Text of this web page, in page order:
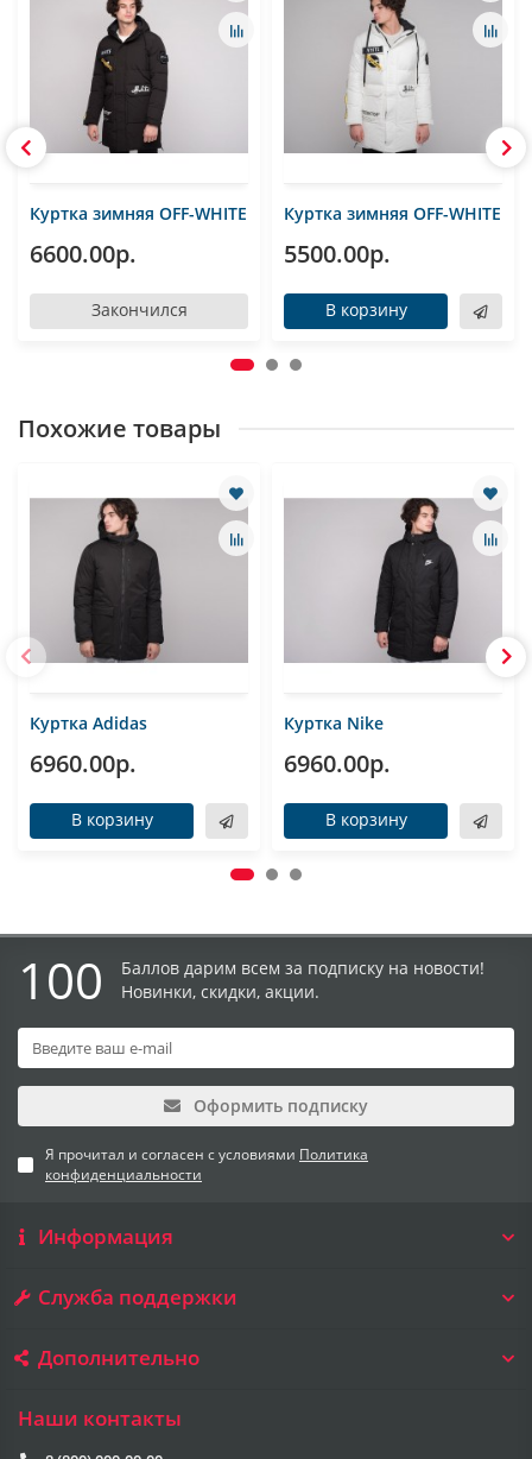
Куртка зимняя OFF-WHITE
6600.00р.
Закончился
Куртка зимняя OFF-WHITE
5500.00р.
В корзину
Похожие товары
Куртка Adidas
6960.00р.
В корзину
Куртка Nike
6960.00р.
В корзину
100
Баллов дарим всем за подписку на новости!
Новинки, скидки, акции.
Оформить подписку
Я прочитал и согласен с условиями Политика
конфиденциальности
Информация
Служба поддержки
Дополнительно
Наши контакты